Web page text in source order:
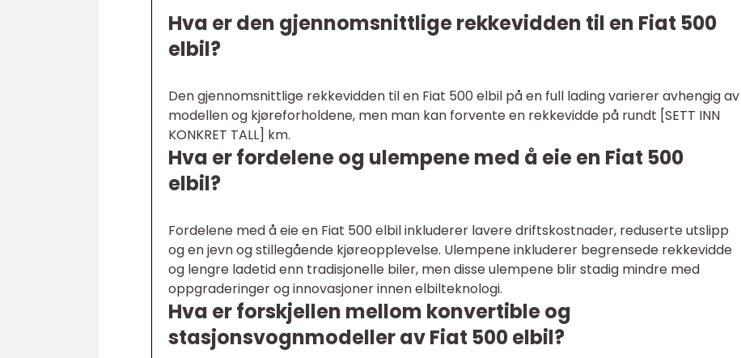
Hva er den gjennomsnittlige rekkevidden til en Fiat 500
elbil?
Den gjennomsnittlige rekkevidden til en Fiat 500 elbil på en full lading varierer avhengig av
modellen og kjøreforholdene, men man kan forvente en rekkevidde på rundt [SETT INN
KONKRET TALL] km.
Hva er fordelene og ulempene med å eie en Fiat 500
elbil?
Fordelene med å eie en Fiat 500 elbil inkluderer lavere driftskostnader, reduserte utslipp
og en jevn og stillegående kjøreopplevelse. Ulempene inkluderer begrensede rekkevidde
og lengre ladetid enn tradisjonelle biler, men disse ulempene blir stadig mindre med
oppgraderinger og innovasjoner innen elbilteknologi.
Hva er forskjellen mellom konvertible og
stasjonsvognmodeller av Fiat 500 elbil?